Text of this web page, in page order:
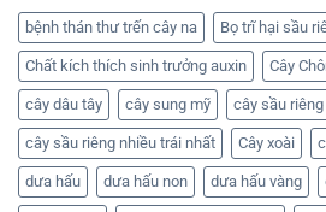
bệnh thán thư trến cây na Bọ trĩ hại sầu
Chất kích thích sinh trưởng auxin Cây
cây dâu tây cây sung mỹ cây sầu riêng
cây sầu riêng nhiều trái nhất Cây xoài
dưa hấu dưa hấu non dưa hấu vàng